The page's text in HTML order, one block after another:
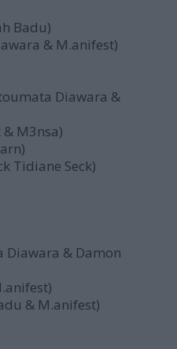
Badu)
& M.anifest)
Diawara &
M3nsa)
Tidiane Seck)
Diawara & Damon
& M.anifest)